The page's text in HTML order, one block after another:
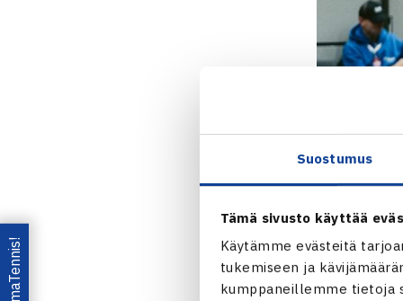
Suostumus
Tämä sivusto käyttää
Käytämme evästeitä
tukemiseen ja
kumppaneillemme tietoja